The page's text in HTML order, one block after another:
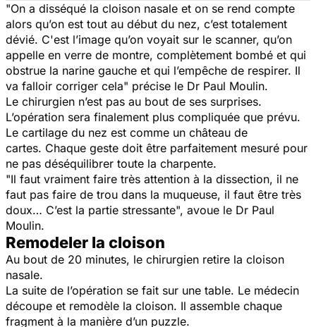
"On a disséqué la cloison nasale et on se rend compte
alors qu’on est tout au début du nez, c’est totalement
dévié. C'est l’image qu’on voyait sur le scanner, qu’on
appelle en verre de montre, complètement bombé et qui
obstrue la narine gauche et qui l’empêche de respirer. Il
va falloir corriger cela" précise le Dr Paul Moulin.
Le chirurgien n’est pas au bout de ses surprises.
L’opération sera finalement plus compliquée que prévu.
Le cartilage du nez est comme un château de
cartes. Chaque geste doit être parfaitement mesuré pour
ne pas déséquilibrer toute la charpente.
"Il faut vraiment faire très attention à la dissection, il ne
faut pas faire de trou dans la muqueuse, il faut être très
doux… C’est la partie stressante", avoue le Dr Paul
Moulin.
Remodeler la cloison
Au bout de 20 minutes, le chirurgien retire la cloison
nasale.
La suite de l’opération se fait sur une table. Le médecin
découpe et remodèle la cloison. Il assemble chaque
fragment à la manière d’un puzzle.